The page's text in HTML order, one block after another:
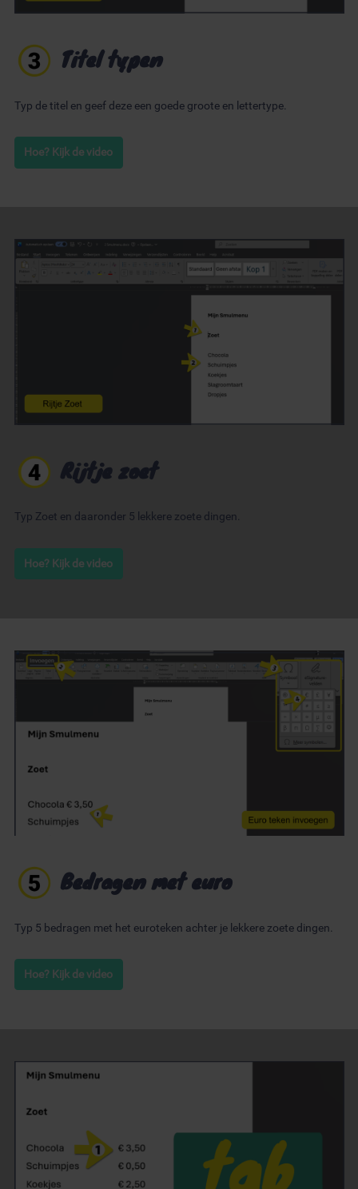
Titel typen
Typ de titel en geef deze een goede groote en lettertype.
Hoe? Kijk de video
Rijtje zoet
Typ Zoet en daaronder 5 lekkere zoete dingen.
Hoe? Kijk de video
Bedragen met euro
Typ 5 bedragen met het euroteken achter je lekkere zoete dingen.
Hoe? Kijk de video